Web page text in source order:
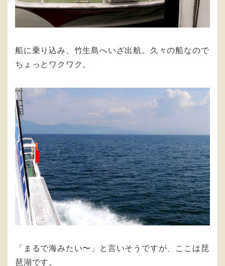
船に乗り込み、竹生島へいざ出航。久々の船なので
ちょっとワクワク。
「まるで海みたい〜」と言いそうですが、ここは琵
琶湖です。